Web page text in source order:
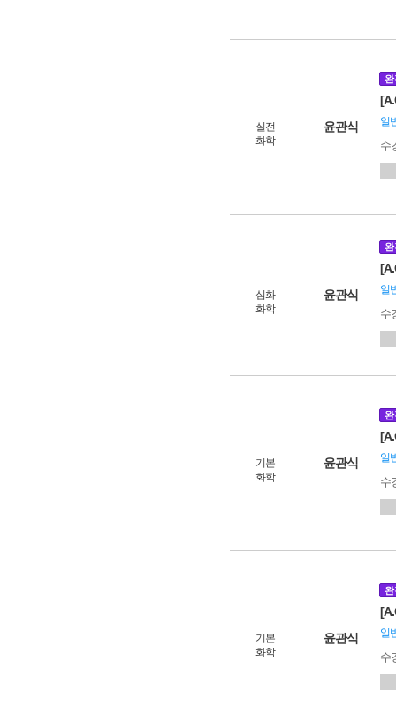
실전
화학
윤관식
완
일
수
심화
화학
윤관식
완
일
수
기본
화학
윤관식
완
일
수
기본
화학
윤관식
완
일
수